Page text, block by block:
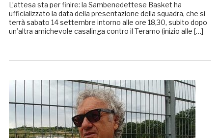
L’attesa sta per finire: la Sambenedettese Basket ha
ufficializzato la data della presentazione della squadra, che si
terrà sabato 14 settembre intorno alle ore 18,30, subito dopo
un’altra amichevole casalinga contro il Teramo (inizio alle […]